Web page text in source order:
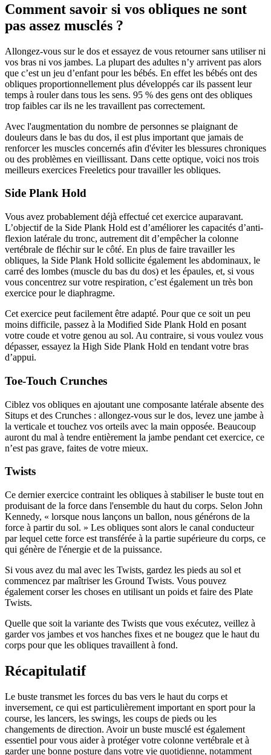
Comment savoir si vos obliques ne sont
pas assez musclés ?
Allongez-vous sur le dos et essayez de vous retourner sans utiliser ni
vos bras ni vos jambes. La plupart des adultes n’y arrivent pas alors
que c’est un jeu d’enfant pour les bébés. En effet les bébés ont des
obliques proportionnellement plus développés car ils passent leur
temps à rouler dans tous les sens. 95 % des gens ont des obliques
trop faibles car ils ne les travaillent pas correctement.
Avec l'augmentation du nombre de personnes se plaignant de
douleurs dans le bas du dos, il est plus important que jamais de
renforcer les muscles concernés afin d'éviter les blessures chroniques
ou des problèmes en vieillissant. Dans cette optique, voici nos trois
meilleurs exercices Freeletics pour travailler les obliques.
Side Plank Hold
Vous avez probablement déjà effectué cet exercice auparavant.
L’objectif de la Side Plank Hold est d’améliorer les capacités d’anti-
flexion latérale du tronc, autrement dit d’empêcher la colonne
vertébrale de fléchir sur le côté. En plus de faire travailler les
obliques, la Side Plank Hold sollicite également les abdominaux, le
carré des lombes (muscle du bas du dos) et les épaules, et, si vous
vous concentrez sur votre respiration, c’est également un très bon
exercice pour le diaphragme.
Cet exercice peut facilement être adapté. Pour que ce soit un peu
moins difficile, passez à la Modified Side Plank Hold en posant
votre coude et votre genou au sol. Au contraire, si vous voulez vous
dépasser, essayez la High Side Plank Hold en tendant votre bras
d’appui.
Toe-Touch Crunches
Ciblez vos obliques en ajoutant une composante latérale absente des
Situps et des Crunches : allongez-vous sur le dos, levez une jambe à
la verticale et touchez vos orteils avec la main opposée. Beaucoup
auront du mal à tendre entièrement la jambe pendant cet exercice, ce
n’est pas grave, faites de votre mieux.
Twists
Ce dernier exercice contraint les obliques à stabiliser le buste tout en
produisant de la force dans l'ensemble du haut du corps. Selon John
Kennedy, « lorsque nous lançons un ballon, nous générons de la
force à partir du sol. » Les obliques sont alors le canal conducteur
par lequel cette force est transférée à la partie supérieure du corps, ce
qui génère de l'énergie et de la puissance.
Si vous avez du mal avec les Twists, gardez les pieds au sol et
commencez par maîtriser les Ground Twists. Vous pouvez
également corser les choses en utilisant un poids et faire des Plate
Twists.
Quelle que soit la variante des Twists que vous exécutez, veillez à
garder vos jambes et vos hanches fixes et ne bougez que le haut du
corps pour que les obliques travaillent à fond.
Récapitulatif
Le buste transmet les forces du bas vers le haut du corps et
inversement, ce qui est particulièrement important en sport pour la
course, les lancers, les swings, les coups de pieds ou les
changements de direction. Avoir un buste musclé est également
essentiel pour vous aider à protéger votre colonne vertébrale et à
garder une bonne posture dans votre vie quotidienne, notamment